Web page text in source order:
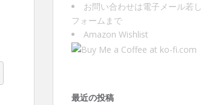
お問い合わせは電子メール若し
フォーム まで
Amazon Wishlist
最近の投稿